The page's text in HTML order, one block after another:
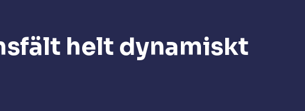
helt dynamiskt